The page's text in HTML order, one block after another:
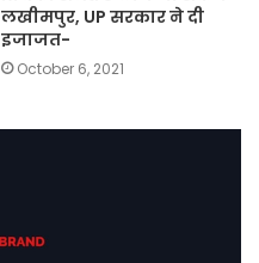
लखीमपुर, UP सरकार ने दी
इजाजत-
October 6, 2021